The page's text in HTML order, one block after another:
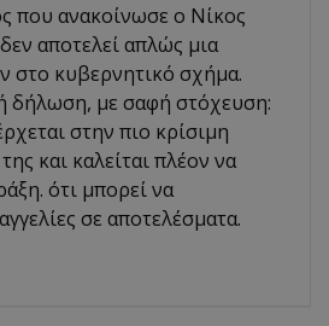
που ανακοίνωσε ο Νίκος
αποτελεί απλώς μια
στο κυβερνητικό σχήμα.
δήλωση, με σαφή στόχευση:
στην πιο κρίσιμη
και καλείται πλέον να
ότι μπορεί να
σε αποτελέσματα.